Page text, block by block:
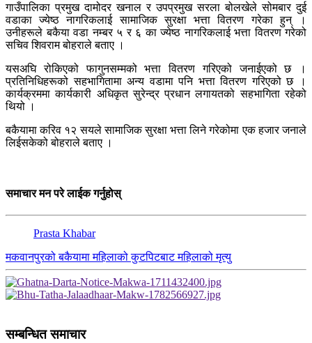
गाउँपालिका प्रमुख दामोदर खनाल र उपप्रमुख सरला बोलखेले सोमबार दुई
वडाका ज्येष्ठ नागरिकलाई सामाजिक सुरक्षा भत्ता वितरण गरेका हुन् ।
उनीहरूले बकैया वडा नम्बर ५ र ६ का ज्येष्ठ नागरिकलाई भत्ता वितरण गरेको
सचिव शिवराम बोहराले बताए ।
यसअघि रोकिएको फागुनसम्मको भत्ता वितरण गरिएको जनाईएको छ ।
प्रतिनिधिहरूको सहभागितामा अन्य वडामा पनि भत्ता वितरण गरिएको छ ।
कार्यक्रममा कार्यकारी अधिकृत सुरेन्द्र प्रधान लगायतको सहभागिता रहेको
थियो ।
बकैयामा करिव १२ सयले सामाजिक सुरक्षा भत्ता लिने गरेकोमा एक हजार जनाले
लिईसकेको बोहराले बताए ।
समाचार मन परे लाईक गर्नुहोस्
Prasta Khabar
मकवानपुरको बकैयामा महिलाको कुटपिटबाट महिलाको मृत्यु
सम्बन्धित समाचार